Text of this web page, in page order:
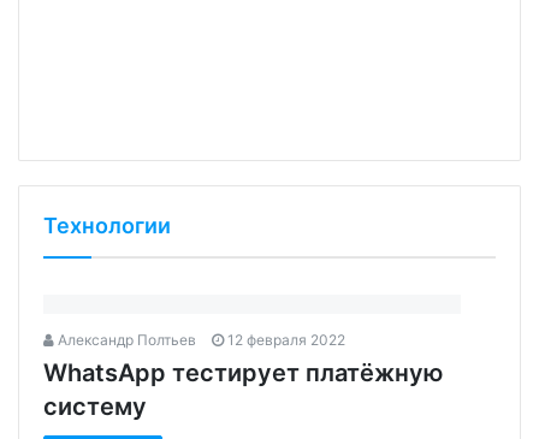
Технологии
Александр Полтьев 12 февраля 2022
WhatsApp тестирует платёжную
систему